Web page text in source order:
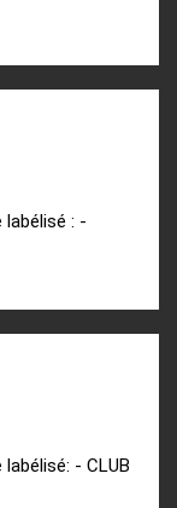
labélisé : -
- CLUB